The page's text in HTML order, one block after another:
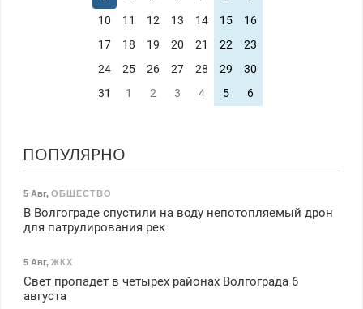
10
11 12 13 14 15
16
17
18 19 20 21 22
23
24
25 26 27 28 29
30
31
1 2 3 4 5 6
ПОПУЛЯРНО
5 Авг, ОБЩЕСТВО
В Волгограде спустили на воду непотопляемый дрон
для патрулирования рек
5 Авг, ЖКХ
Свет пропадет в четырех районах Волгограда 6
августа